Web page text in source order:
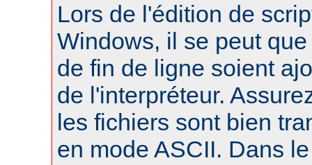
Lors de l'édition de
Windows, il se peut
de fin de ligne soient
de l'interpréteur.
les fichiers sont bien
en mode ASCII. Dans